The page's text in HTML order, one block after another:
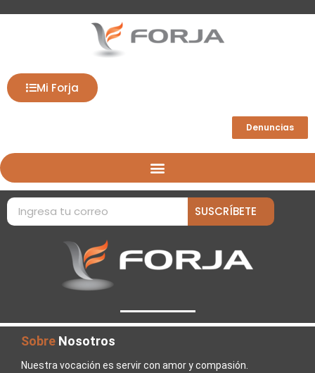
Mi Forja
Denuncias
SUSCRÍBETE
Sobre Nosotros
Nuestra vocación es servir con amor y compasión.